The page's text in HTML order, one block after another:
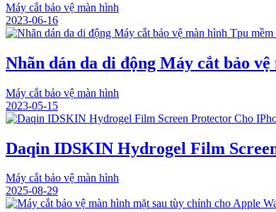
Máy cắt bảo vệ màn hình
2023-06-16
Nhãn dán da di động Máy cắt bảo
Máy cắt bảo vệ màn hình
2023-05-15
Daqin IDSKIN Hydrogel Film
Máy cắt bảo vệ màn hình
2025-08-29